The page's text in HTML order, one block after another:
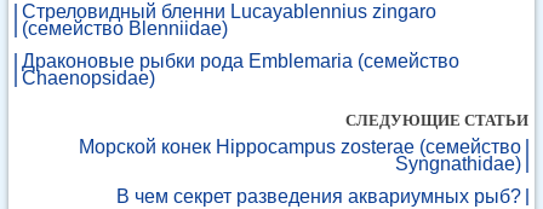
Стреловидный бленни Lucayablennius zingaro
(семейство Blenniidae)
Драконовые рыбки рода Emblemaria (семейство
Chaenopsidae)
СЛЕДУЮЩИЕ СТАТЬИ
Морской конек Hippocampus zosterae (семейство
Syngnathidae)
В чем секрет разведения аквариумных рыб?